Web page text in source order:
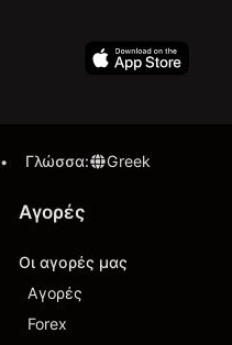
• Γλώσσα: Greek
Αγορές
Οι αγορές μας
Αγορές
Forex